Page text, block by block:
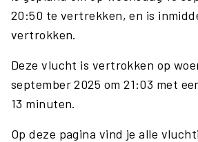
20:50 te vertrekken, en is
vertrokken.
Deze vlucht is vertrokken op
september 2025 om 21:03 met
13 minuten.
Op deze pagina vind je alle